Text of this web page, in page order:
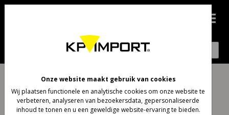
Onze website maakt gebruik van cookies
Wij plaatsen functionele en analytische cookies om onze website te
verbeteren, analyseren van bezoekersdata, gepersonaliseerde
inhoud te tonen en u een geweldige website-ervaring te bieden.
Account aanmaken
Registratie is gratis en gemakkelijk!